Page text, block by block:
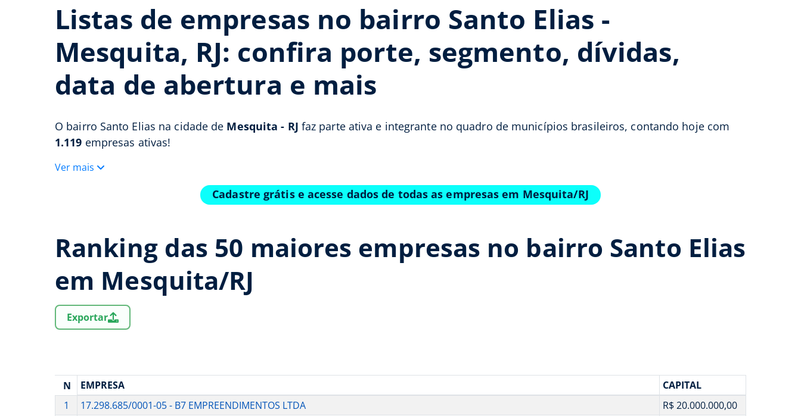
Listas de empresas no bairro Santo Elias -
Mesquita, RJ: confira porte, segmento, dívidas,
data de abertura e mais
O bairro Santo Elias na cidade de Mesquita - RJ faz parte ativa e integrante no quadro de municípios brasileiros, contando hoje com
1.119 empresas ativas!
Ver mais
Cadastre grátis e acesse dados de todas as empresas em Mesquita/RJ
Ranking das 50 maiores empresas no bairro Santo Elias
em Mesquita/RJ
Exportar
N EMPRESA
CAPITAL
1
17.298.685/0001-05 - B7 EMPREENDIMENTOS LTDA
R$ 20.000.000,00